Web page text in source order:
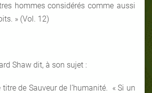
hommes considérés comme aussi
» (Vol. 12)
Shaw dit, à son sujet :
titre de Sauveur de l’humanité. « Si un